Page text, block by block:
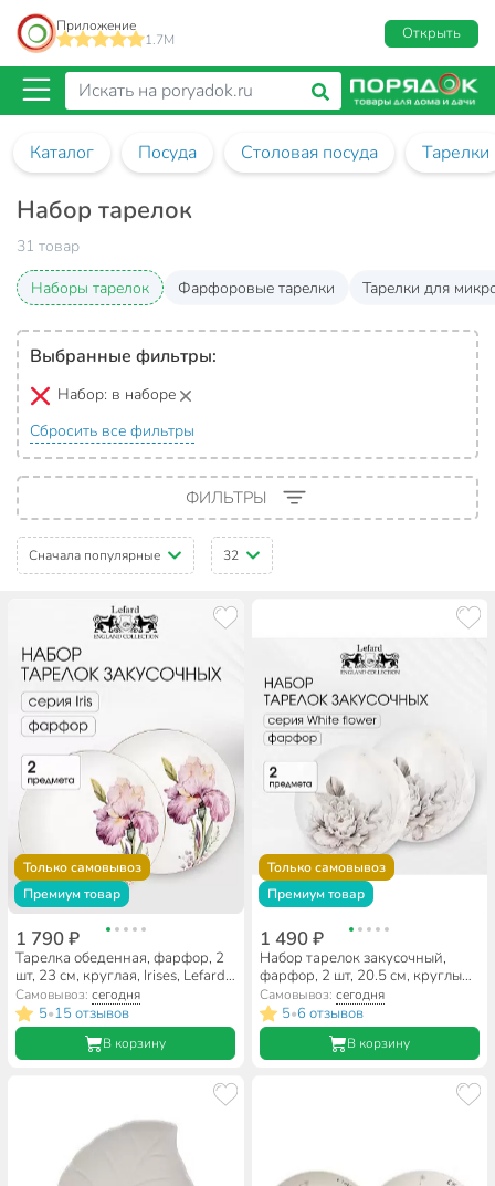
Приложение
1.7M
Открыть
Каталог Посуда Столовая посуда Тарелки
Набор тарелок
31 товар
Наборы тарелок
Фарфоровые тарелки Тарелки для
Выбранные фильтры:
Набор: в наборе
Сбросить все фильтры
ФИЛЬТРЫ
Сначала популярные 32
Только самовывоз
Премиум товар
1 790 ₽
Тарелка обеденная, фарфор, 2
шт, 23 см, круглая, Irises, Lefard,
590-349
Самовывоз:сегодня
5•15 отзывов
В корзину
Только самовывоз
Премиум товар
1 490 ₽
Набор тарелок закусочный,
фарфор, 2 шт, 20.5 см, круглый,
Белый цветок, Lefard, 415-
2127, белый
Самовывоз: сегодня
5•6 отзывов
В корзину